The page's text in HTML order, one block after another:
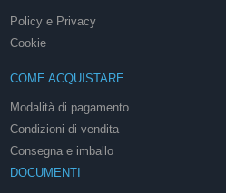
Policy e Privacy
Cookie
COME ACQUISTARE
Modalità di pagamento
Condizioni di vendita
Consegna e imballo
DOCUMENTI